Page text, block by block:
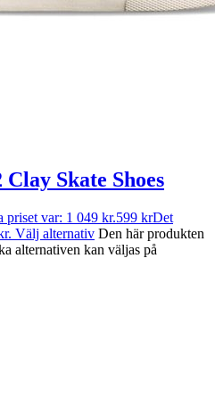
Skate Shoes
priset var: 1 049 kr.599 krDet
Välj alternativ Den här produkten
alternativen kan väljas på